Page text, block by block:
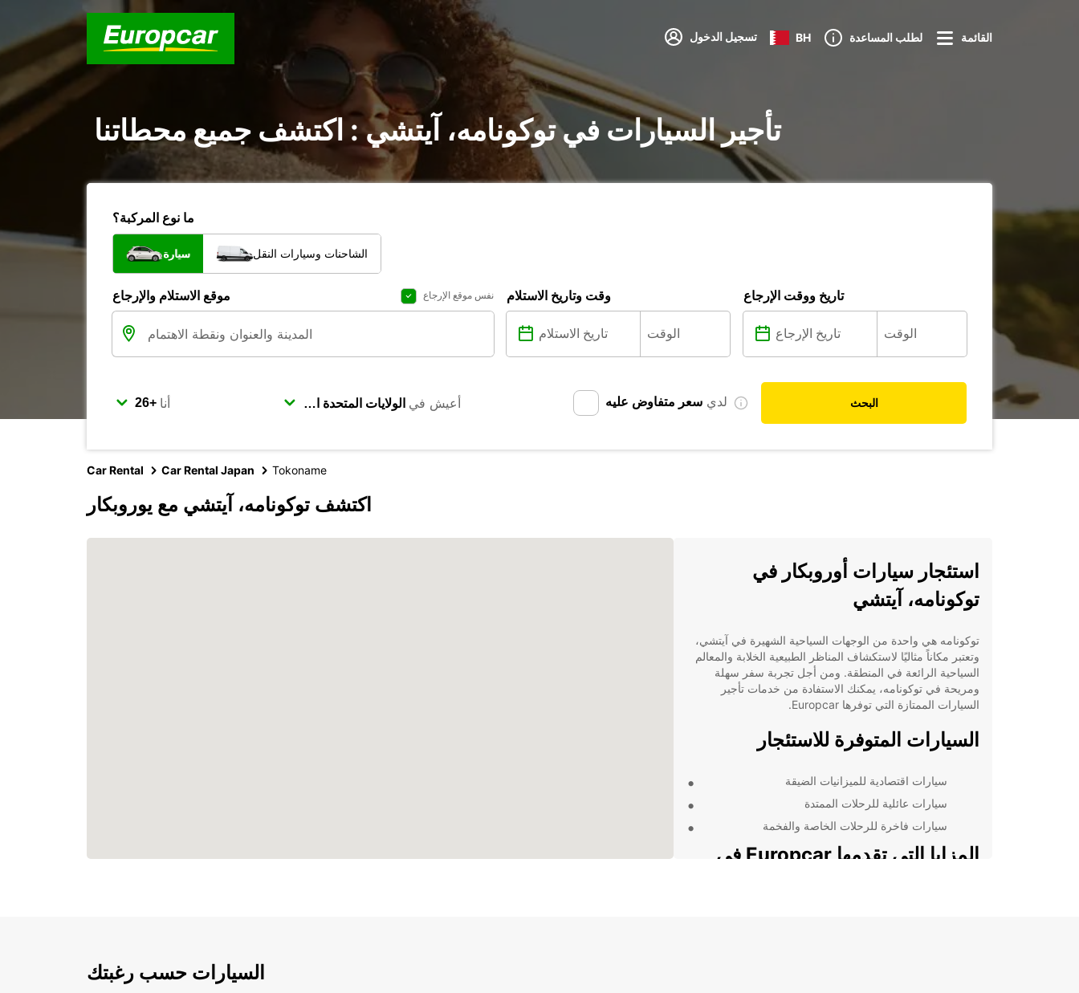
تسجيل الدخول BH لطلب المساعدة القائمة
تأجير السيارات في توكونامه، آيتشي : اكتشف جميع محطاتنا
ما نوع المركبة؟
سيارة الشاحنات وسيارات النقل
موقع الاستلام والإرجاع نفس موقع الإرجاع وقت وتاريخ الاستلام تاريخ ووقت الإرجاع
أنا أعيش في لدي سعر متفاوض عليه البحث
Car Rental Car Rental Japan Tokoname
اكتشف توكونامه، آيتشي مع يوروبكار
استئجار سيارات أوروبكار في
توكونامه، آيتشي
توكونامه هي واحدة من الوجهات السياحية الشهيرة في آيتشي،
وتعتبر مكاناً مثاليًا لاستكشاف المناظر الطبيعية الخلابة والمعالم
السياحية الرائعة في المنطقة. ومن أجل تجربة سفر سهلة
ومريحة في توكونامه، يمكنك الاستفادة من خدمات تأجير
السيارات الممتازة التي توفرها Europcar.
السيارات المتوفرة للاستئجار
سيارات اقتصادية للميزانيات الضيقة
سيارات عائلية للرحلات الممتدة
سيارات فاخرة للرحلات الخاصة والفخمة
المزايا التي تقدمها Europcar في
السيارات حسب رغبتك